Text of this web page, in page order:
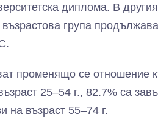
диплома. В
възрастова група
променящо се отношение
25–54 г., 82.7% са
на възраст 55–74 г.